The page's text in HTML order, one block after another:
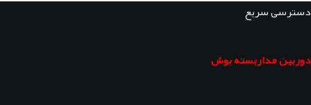
دسترسی سریع
دوربین مداربسته بوش